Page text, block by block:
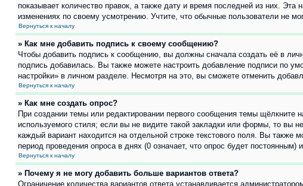
показывает количество правок, а также дату и время последней из них.
изменениях по своему усмотрению. Учтите, что обычные пользователи не
Вернуться к началу
» Как мне добавить подпись к своему сообщению?
Чтобы добавить подпись к сообщению, вы должны сначала создать её в
подпись добавилась. Вы также можете настроить добавление подписи по
настройки» в личном разделе. Несмотря на это, вы сможете отменить
Вернуться к началу
» Как мне создать опрос?
При создании темы или редактировании первого сообщения темы щёлкните
используемого стиля; если вы не видите такой закладки или формы, то вы
каждый вариант находится на отдельной строке текстового поля. Вы также
период проведения опроса в днях (0 означает, что опрос будет
Вернуться к началу
» Почему я не могу добавить больше вариантов ответа?
Ограничение количества вариантов ответа устанавливается